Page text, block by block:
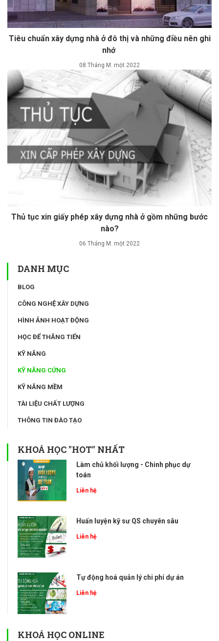
Tiêu chuẩn xây dựng nhà ở đô thị và những điều nên ghi
nhớ
08 Tháng M. một 2022
Thủ tục xin giấy phép xây dựng nhà ở gồm những bước
nào?
06 Tháng M. một 2022
DANH MỤC
BLOG
CÔNG NGHỆ XÂY DỰNG
HÌNH ẢNH HOẠT ĐỘNG
HỌC ĐỂ THĂNG TIẾN
KỸ NĂNG
KỸ NĂNG CỨNG
KỸ NĂNG MỀM
TÀI LIỆU CHẤT LƯỢNG
THÔNG TIN ĐÀO TẠO
KHOÁ HỌC "HOT" NHẤT
Làm chủ khối lượng - Chinh phục dự
toán
Liên hệ
Huấn luyện kỹ sư QS chuyên sâu
Liên hệ
Tự động hoá quản lý chi phí dự án
Liên hệ
KHOÁ HỌC ONLINE